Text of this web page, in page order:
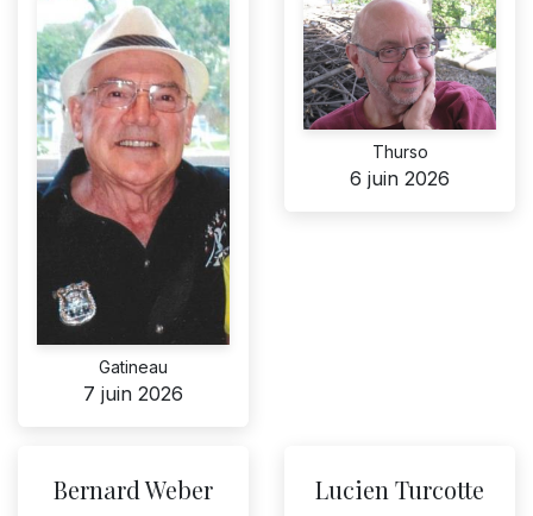
Gatineau
7 juin 2026
Thurso
6 juin 2026
Bernard Weber Lucien Turcotte